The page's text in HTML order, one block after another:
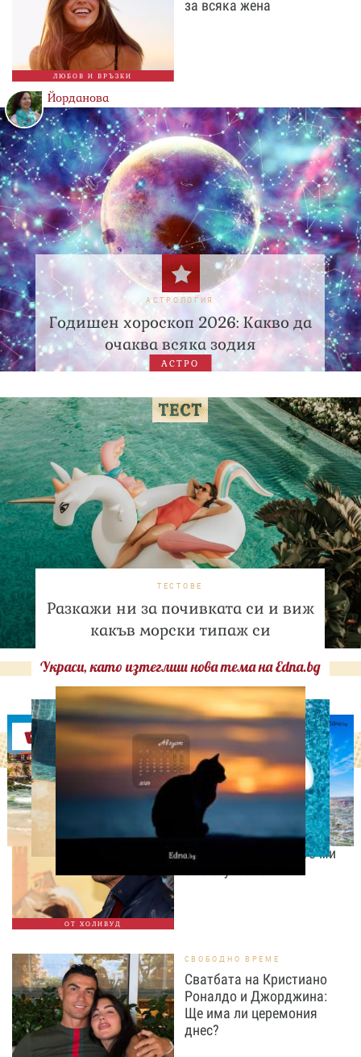
ЛЮБОВ И ВРЪЗКИ
за всяка жена
Йорданова
АСТРОЛОГИЯ
Годишен хороскоп 2026: Какво да
очаква всяка зодия
АСТРО
ТЕСТОВЕ
Разкажи ни за почивката си и виж
какъв морски типаж си
Украси, като изтеглиш нова тема на Edna.bg
Оферти
ОТ ХОЛИВУД
ИЗВЕСТНИ
Антонио Бандерас:
Инфарктът беше най-
хубавото нещо, което ми
СВОБОДНО ВРЕМЕ
Сватбата на Кристиано
Роналдо и Джорджина:
Ще има ли церемония
днес?